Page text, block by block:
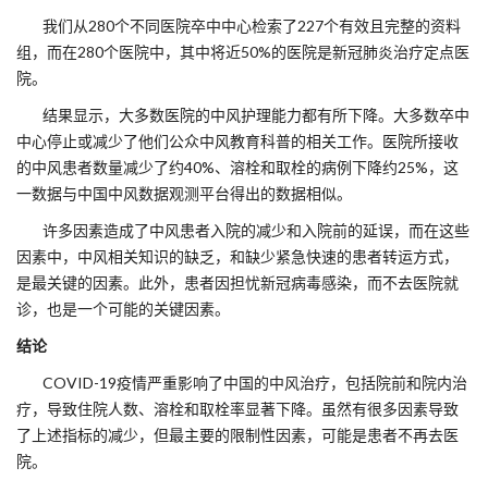
我们从280个不同医院卒中中心检索了227个有效且完整的资料
组，而在280个医院中，其中将近50%的医院是新冠肺炎治疗定点医
院。
结果显示，大多数医院的中风护理能力都有所下降。大多数卒中
中心停止或减少了他们公众中风教育科普的相关工作。医院所接收
的中风患者数量减少了约40%、溶栓和取栓的病例下降约25%，这
一数据与中国中风数据观测平台得出的数据相似。
许多因素造成了中风患者入院的减少和入院前的延误，而在这些
因素中，中风相关知识的缺乏，和缺少紧急快速的患者转运方式，
是最关键的因素。此外，患者因担忧新冠病毒感染，而不去医院就
诊，也是一个可能的关键因素。
结论
COVID-19疫情严重影响了中国的中风治疗，包括院前和院内治
疗，导致住院人数、溶栓和取栓率显著下降。虽然有很多因素导致
了上述指标的减少，但最主要的限制性因素，可能是患者不再去医
院。